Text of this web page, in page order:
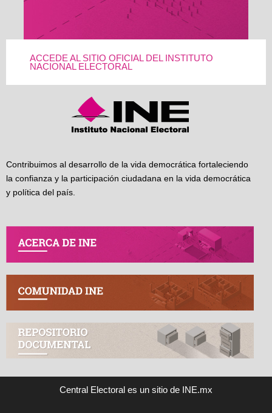
ACCEDE AL SITIO OFICIAL DEL INSTITUTO
NACIONAL ELECTORAL
Contribuimos al desarrollo de la vida democrática fortaleciendo
la confianza y la participación ciudadana en la vida democrática
y política del país.
Central Electoral es un sitio de INE.mx